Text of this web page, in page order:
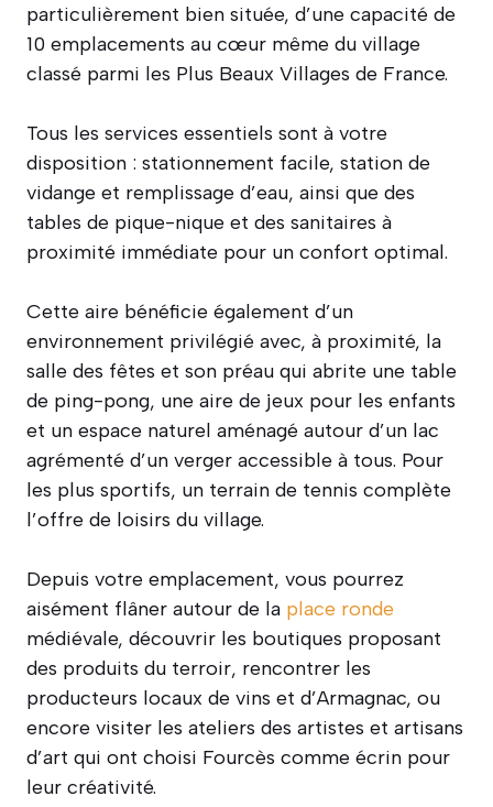
particulièrement bien située, d’une capacité de
10 emplacements au cœur même du village
classé parmi les Plus Beaux Villages de France.
Tous les services essentiels sont à votre
disposition : stationnement facile, station de
vidange et remplissage d’eau, ainsi que des
tables de pique-nique et des sanitaires à
proximité immédiate pour un confort optimal.
Cette aire bénéficie également d’un
environnement privilégié avec, à proximité, la
salle des fêtes et son préau qui abrite une table
de ping-pong, une aire de jeux pour les enfants
et un espace naturel aménagé autour d’un lac
agrémenté d’un verger accessible à tous. Pour
les plus sportifs, un terrain de tennis complète
l’offre de loisirs du village.
Depuis votre emplacement, vous pourrez
aisément flâner autour de la place ronde
médiévale, découvrir les boutiques proposant
des produits du terroir, rencontrer les
producteurs locaux de vins et d’Armagnac, ou
encore visiter les ateliers des artistes et artisans
d’art qui ont choisi Fourcès comme écrin pour
leur créativité.